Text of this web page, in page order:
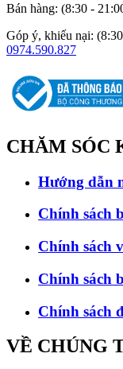
Bán hàng: (8:30 -
Góp ý, khiếu nại:
0974.590.827
CHĂM SÓC
Hướng dẫn
Chính sách
Chính sách
Chính sách
Chính sách
VỀ CHÚNG